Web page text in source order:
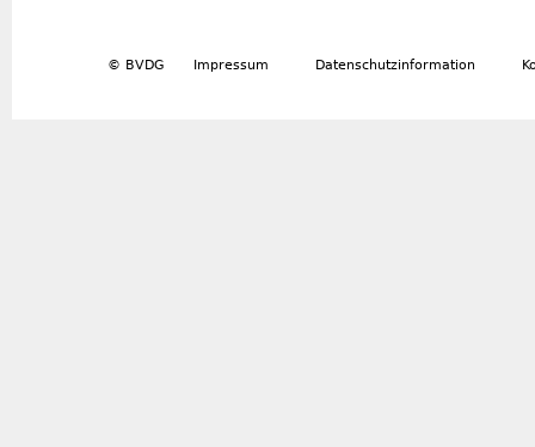
© BVDG Impressum Datenschutzinformation